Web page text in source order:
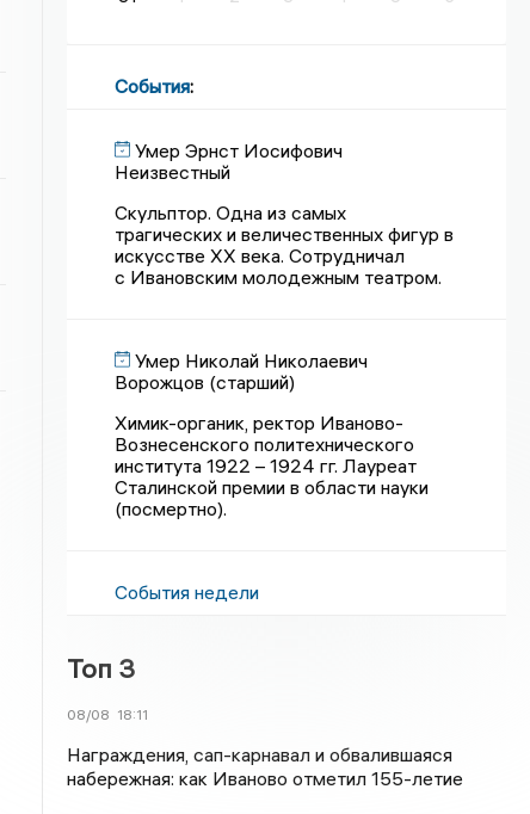
События:
Умер Эрнст Иосифович
Неизвестный
Скульптор. Одна из самых
трагических и величественных фигур в
искусстве XX века. Сотрудничал
с Ивановским молодежным театром.
Умер Николай Николаевич
Ворожцов (старший)
Химик-органик, ректор Иваново-
Вознесенского политехнического
института 1922 – 1924 гг. Лауреат
Сталинской премии в области науки
(посмертно).
События недели
Топ 3
08/08 18:11
Награждения, сап-карнавал и обвалившаяся
набережная: как Иваново отметил 155-летие